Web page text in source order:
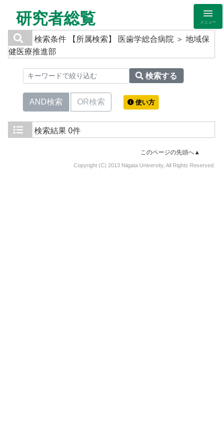
研究者総覧 メニュー
検索条件
【所属検索】 医歯学総合病院 ＞ 地域保
健医療推進部
検索する
AND検索 OR検索 使い方
検索結果 0件
このページの先頭へ▲
Copyright (C) 2013 Niigata University, All Rights Reserved.